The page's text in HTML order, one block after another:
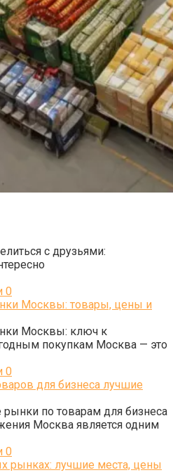
с друзьями:
0
Москвы: товары, цены и
Москвы: ключ к
покупкам Москва — это
0
для бизнеса лучшие
по товарам для бизнеса
Москва является одним
0
рынках: лучшие места, цены